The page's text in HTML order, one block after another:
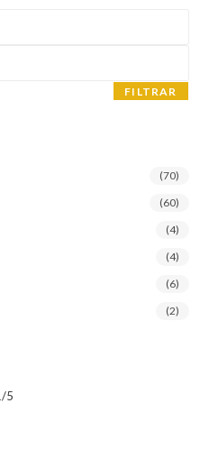
FILTRAR
(70)
(60)
(4)
(4)
(6)
(2)
5